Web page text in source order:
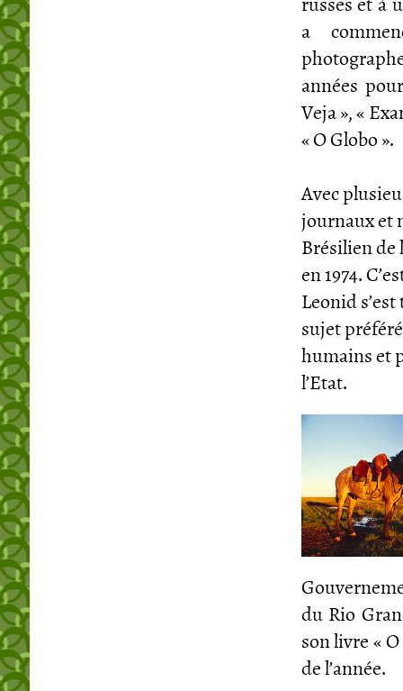
a
années
Veja », «
« O Globo ».
Avec
journaux et
Brésilien de
en 1974.
Leonid
sujet
humains et
l’Etat.
du Rio
son livre «
de l’année.